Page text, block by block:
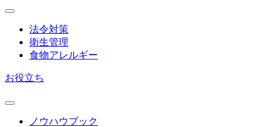
法令対策
衛生管理
食物アレルギー
お役立ち
ノウハウブック